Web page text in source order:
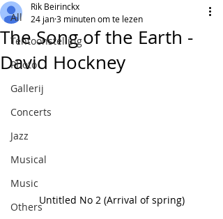
All
Tentoonstelling
Photo
Gallerij
Concerts
Jazz
Musical
Music
Others
The Song of the Earth -
David Hockney
Rik Beirinckx
24 jan3 minuten om te lezen
Untitled No 2 (Arrival of spring)